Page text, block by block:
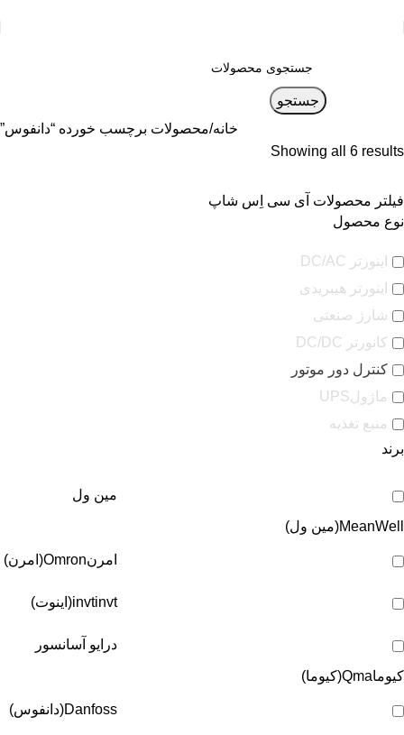
جستجو
خانه محصولات برچسب خورده “دانفوس”
Showing all 6 results
فیلتر محصولات آی سی اِس شاپ
نوع محصول
اینورتر DC/AC
اینورتر هیبریدی
شارژ صنعتی
کانورتر DC/DC
کنترل دور موتور
ماژولUPS
منبع تغذیه
برند
مین ول
MeanWell(مین ول)
امرنOmron(امرن)
invtinvt(اینوت)
درایو آسانسور
کیوماQma(کیوما)
Danfoss(دانفوس)